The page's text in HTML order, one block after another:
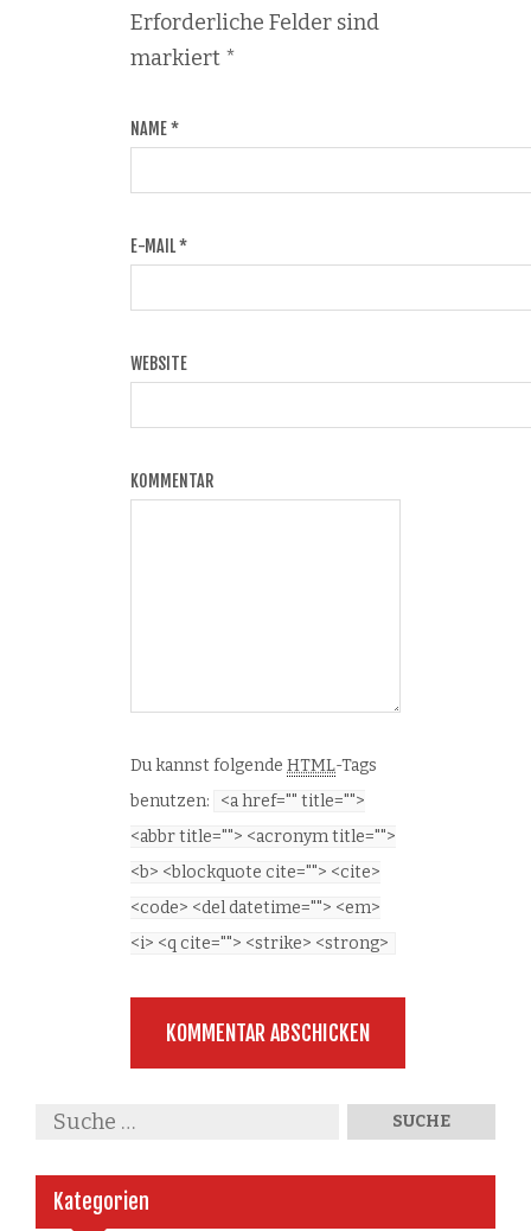
Erforderliche Felder sind
markiert *
NAME*
E-MAIL*
WEBSITE
KOMMENTAR
Du kannst folgende HTML-Tags
benutzen:
<a href="" title="">
<abbr title=""> <acronym title="">
<b> <blockquote cite=""> <cite>
<code> <del datetime=""> <em>
<i> <q cite=""> <strike> <strong>
Kategorien